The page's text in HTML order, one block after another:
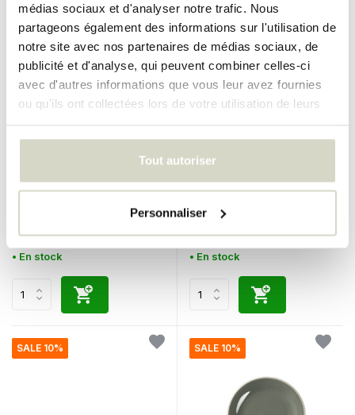
médias sociaux et d'analyser notre trafic. Nous
partageons également des informations sur l'utilisation de
notre site avec nos partenaires de médias sociaux, de
publicité et d'analyse, qui peuvent combiner celles-ci
avec d'autres informations que vous leur avez fournies
ou qu'ils ont collectées lors de votre utilisation de leurs
Tout autoriser
Personnaliser
SALE 10%
expresso Stevns de 8 pièces
Taxes incluses
• En stock
SALE 10%
Broste Copenhagen
€90,00
Taxes incluses
• En stock
SALE 10% SALE 10%